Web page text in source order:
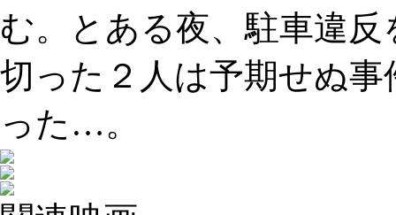
む。とある夜、駐車違
切った２人は予期せぬ
った…。